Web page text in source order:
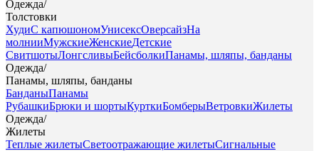
Одежда/
Толстовки
ХудиС капюшономУнисексОверсайзНа
молнииМужскиеЖенскиеДетские
СвитшотыЛонгсливыБейсболкиПанамы, шляпы, банданы
Одежда/
Панамы, шляпы, банданы
БанданыПанамы
РубашкиБрюки и шортыКурткиБомберыВетровкиЖилеты
Одежда/
Жилеты
Теплые жилетыСветоотражающие жилетыСигнальные